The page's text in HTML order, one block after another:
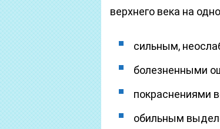
верхнего века на
сильным,
болезненными
покраснениями
обильным